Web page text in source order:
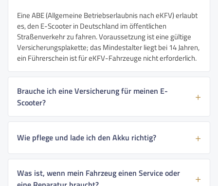
Eine ABE (Allgemeine Betriebserlaubnis nach eKFV) erlaubt
es, den E-Scooter in Deutschland im öffentlichen
Straßenverkehr zu fahren. Voraussetzung ist eine gültige
Versicherungsplakette; das Mindestalter liegt bei 14 Jahren,
ein Führerschein ist für eKFV-Fahrzeuge nicht erforderlich.
Brauche ich eine Versicherung für meinen E-
Scooter?
Wie pflege und lade ich den Akku richtig?
Was ist, wenn mein Fahrzeug einen Service oder